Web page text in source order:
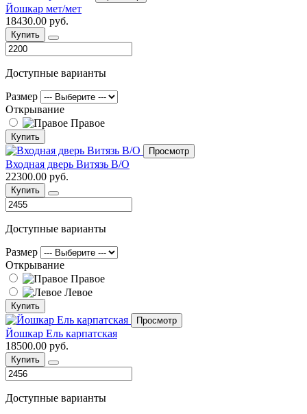
Йошкар мет/мет
18430.00 руб.
Купить
Доступные варианты
Размер
Открывание
Правое
Купить
Просмотр
Входная дверь Витязь В/О
22300.00 руб.
Купить
Доступные варианты
Размер
Открывание
Правое
Левое
Купить
Просмотр
Йошкар Ель карпатская
18500.00 руб.
Купить
Доступные варианты